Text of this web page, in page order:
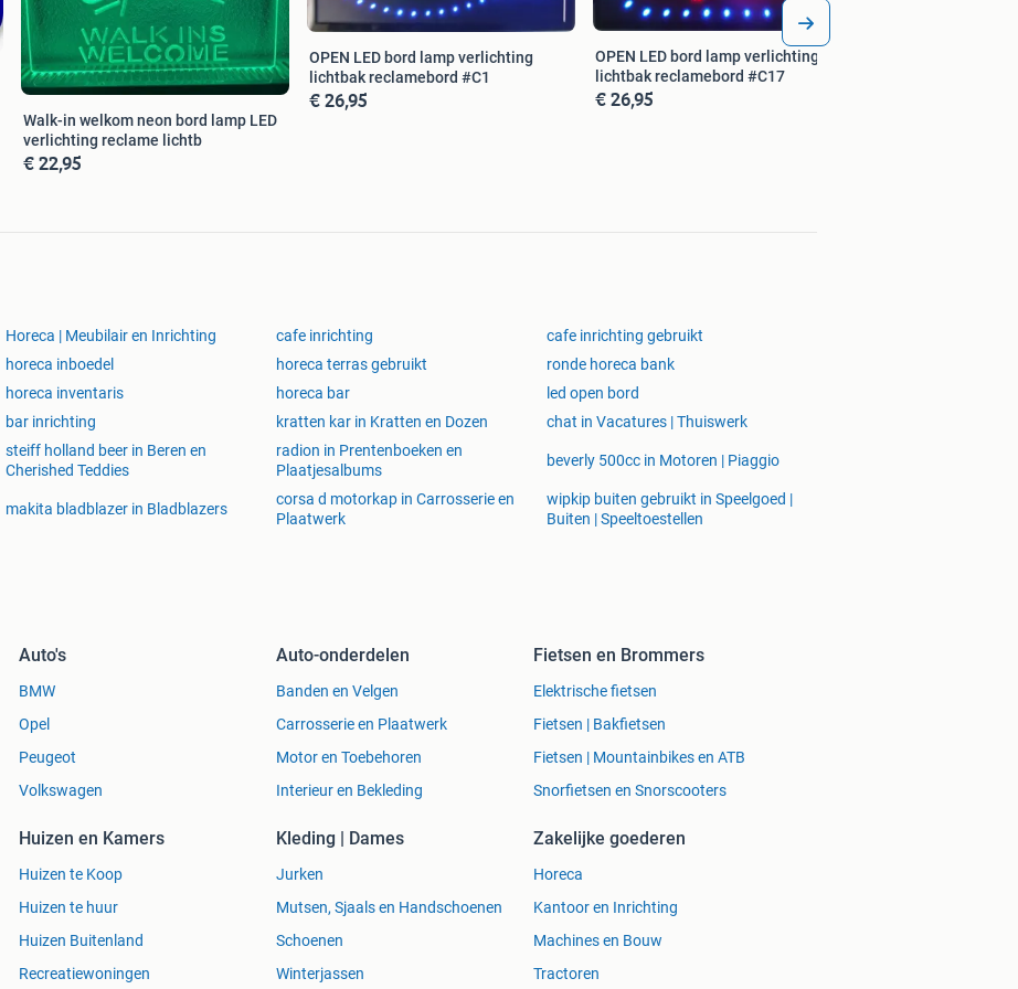
Walk-in welkom neon bord lamp LED
verlichting reclame lichtb
€ 22,95
OPEN LED bord lamp verlichting
lichtbak reclamebord #C1
€ 26,95
OPEN LED bord lamp verlichting
lichtbak reclamebord #C17
€ 26,95
Horeca | Meubilair en Inrichting cafe inrichting
cafe inrichting gebruikt
horeca inboedel horeca terras gebruikt
ronde horeca bank
horeca inventaris horeca bar
led open bord
bar inrichting kratten kar in Kratten en Dozen chat in Vacatures | Thuiswerk
steiff holland beer in Beren en
Cherished Teddies
radion in Prentenboeken en
Plaatjesalbums
beverly 500cc in Motoren | Piaggio
makita bladblazer in Bladblazers
corsa d motorkap in Carrosserie en
Plaatwerk
wipkip buiten gebruikt in Speelgoed |
Buiten | Speeltoestellen
Auto's
BMW
Opel
Peugeot
Volkswagen
Auto-onderdelen
Banden en Velgen
Carrosserie en Plaatwerk
Motor en Toebehoren
Interieur en Bekleding
Fietsen en Brommers
Elektrische fietsen
Fietsen | Bakfietsen
Fietsen | Mountainbikes en ATB
Snorfietsen en Snorscooters
Huizen en Kamers
Huizen te Koop
Huizen te huur
Huizen Buitenland
Recreatiewoningen
Kleding | Dames
Jurken
Mutsen, Sjaals en Handschoenen
Schoenen
Winterjassen
Zakelijke goederen
Horeca
Kantoor en Inrichting
Machines en Bouw
Tractoren